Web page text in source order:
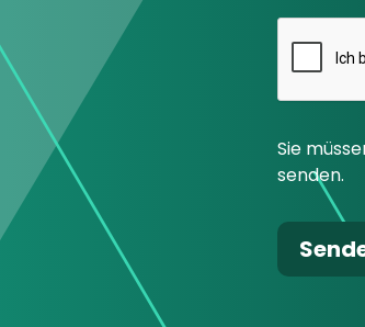
Sie
senden.